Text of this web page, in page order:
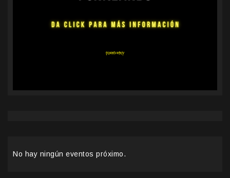
No hay ningún eventos próximo.